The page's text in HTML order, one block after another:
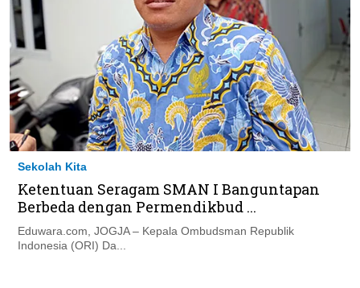
Sekolah Kita
Ketentuan Seragam SMAN I Banguntapan
Berbeda dengan Permendikbud ...
Eduwara.com, JOGJA – Kepala Ombudsman Republik
Indonesia (ORI) Da...